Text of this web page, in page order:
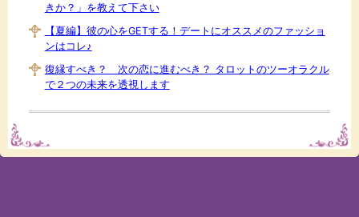
きか？」を教えて下さい
【夏編】彼の心をGETする！デートにオススメのファッショ
ンはコレ♪
復縁すべき？ 次の恋に進むべき？ タロットのツーオラクル
で２つの未来を透視します